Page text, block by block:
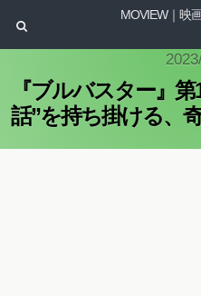
MOVIEW｜映
『ブルバスター』
話”を持ち掛ける、